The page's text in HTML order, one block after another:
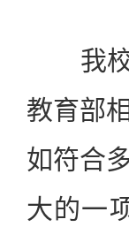
我校
教育部
如符合
大的一